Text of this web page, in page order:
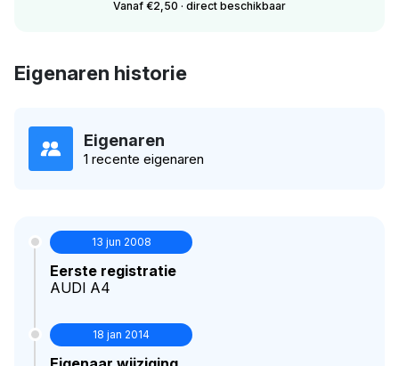
Vanaf €2,50 · direct beschikbaar
Eigenaren historie
Eigenaren
1 recente eigenaren
13 jun 2008
Eerste registratie
AUDI A4
18 jan 2014